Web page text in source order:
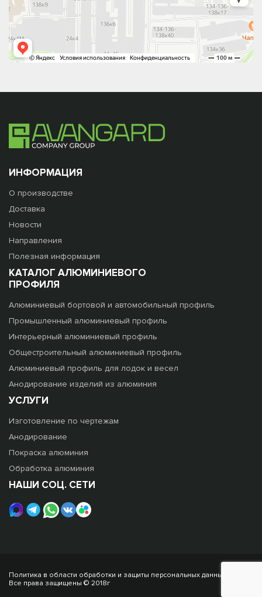
ИНФОРМАЦИЯ
О производстве
Доставка
Новости
Направления
Полезная информация
КАТАЛОГ АЛЮМИНИЕВОГО
ПРОФИЛЯ
Алюминиевый бортовой и автомобильный профиль
Промышленный алюминиевый профиль
Интерьерный алюминиевый профиль
Общестроительный алюминиевый профиль
Алюминиевый профиль для лодок и весел
Анодирование изделий из алюминия
УСЛУГИ
Изготовление по чертежам
Анодирование
Покраска алюминия
Обработка алюминия
НАШИ СОЦ. СЕТИ
Все права защищены © 2018г
Политика в области обработки и защиты персональных данных